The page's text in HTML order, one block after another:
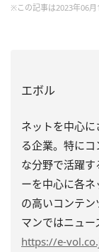
※この記事は2023年06
エボル
ネットを中心
る企業。特に
な分野で活躍
ーを中心に各
の高いコンテ
マンではニュー
https://e-